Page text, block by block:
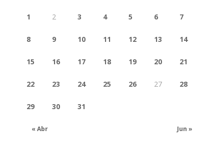
« Abr Jun »
1 2 3 4 5 6 7
8 9 10 11 12 13 14
15 16 17 18 19 20 21
22 23 24 25 26 27 28
29 30 31